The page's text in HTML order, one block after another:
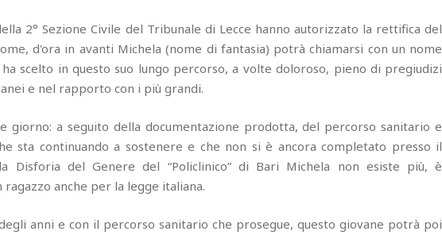
2° Sezione Civile del Tribunale di Lecce hanno autorizzato la rettifica del
d'ora in avanti Michela (nome di fantasia) potrà chiamarsi con un nome
ha scelto in questo suo lungo percorso, a volte doloroso, pieno di pregiudizi
e nel rapporto con i più grandi.
giorno: a seguito della documentazione prodotta, del percorso sanitario e
sta continuando a sostenere e che non si è ancora completato presso il
Disforia del Genere del “Policlinico” di Bari Michela non esiste più, è
anche per la legge italiana.
anni e con il percorso sanitario che prosegue, questo giovane potrà poi